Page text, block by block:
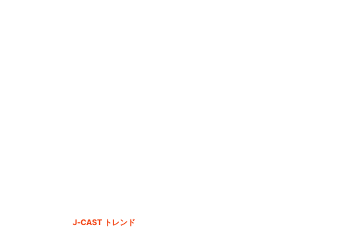
J-CAST トレンド